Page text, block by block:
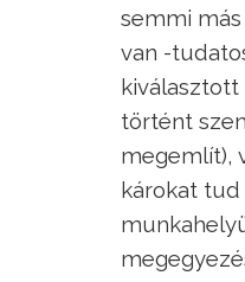
semmi
van -
történt
megemlít),
károkat tud